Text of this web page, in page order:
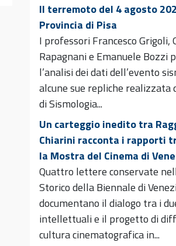
Il terremoto del 4 agosto
Provincia di Pisa
I professori Francesco Grigoli,
Rapagnani e Emanuele Bozzi
l’analisi dei dati dell’evento
alcune sue repliche realizzata
di Sismologia...
Un carteggio inedito tra
Chiarini racconta i rapporti
la Mostra del Cinema di
Quattro lettere conservate
Storico della Biennale di
documentano il dialogo tra i
intellettuali e il progetto di
cultura cinematografica in...